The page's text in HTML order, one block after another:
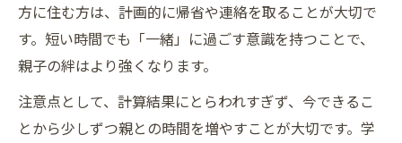
方に住む方は、計画的に帰省や連絡を取ることが大切で
す。短い時間でも「一緒」に過ごす意識を持つことで、
親子の絆はより強くなります。
注意点として、計算結果にとらわれすぎず、今できるこ
とから少しずつ親との時間を増やすことが大切です。学